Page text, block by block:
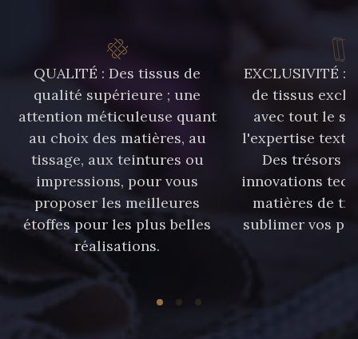
QUALITÉ : Des tissus de
qualité supérieure ; une
attention méticuleuse quant
au choix des matières, au
tissage, aux teintures ou
impressions, pour vous
proposer les meilleures
étoffes pour les plus belles
réalisations.
EXCLUSIVITÉ :
de tissus
avec tout le
l'expertise
Des trésors
innovations
matières de
sublimer vos